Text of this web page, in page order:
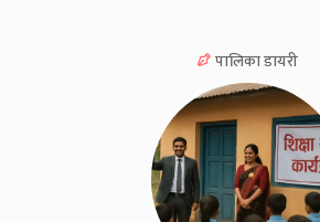
पालिका डायरी